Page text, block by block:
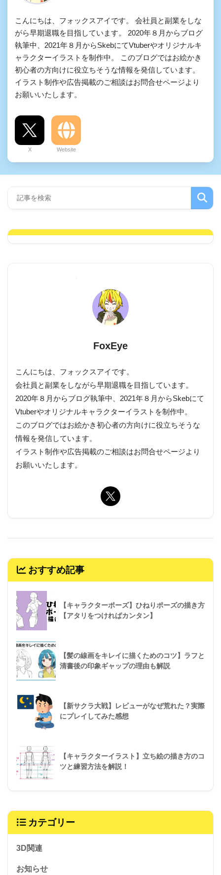
こんにちは、フォックスアイです。 会社員と副業をしな
がら早期退職を目指しています。 2020年８月からブログ
執筆中、2021年８月からSkebにてVtuberやオリジナルキ
ャラクターイラストを制作中。 このブログではお絵かき
初心者の方向けに役立ちそうな情報を発信しています。
イラスト制作や広告掲載のご相談はお問合せページより
お願いいたします。
X Website
FoxEye
こんにちは、フォックスアイです。
会社員と副業をしながら早期退職を目指しています。
2020年８月からブログ執筆中、2021年８月からSkebにて
Vtuberやオリジナルキャラクターイラストを制作中。
このブログではお絵かき初心者の方向けに役立ちそうな
情報を発信しています。
イラスト制作や広告掲載のご相談はお問合せページより
お願いいたします。
おすすめ記事
【キャラクターポーズ】ひねりポーズの描き方
【アタリをつければカンタン】
【髪の線画をキレイに描くためのコツ】ラフと
清書後の印象ギャップの理由も解説
【新サクラ大戦】レビューがなぜ荒れた？実際
にプレイしてみた感想
【キャラクターイラスト】立ち絵の描き方のコ
ツと練習方法を解説！
カテゴリー
3D関連
お知らせ